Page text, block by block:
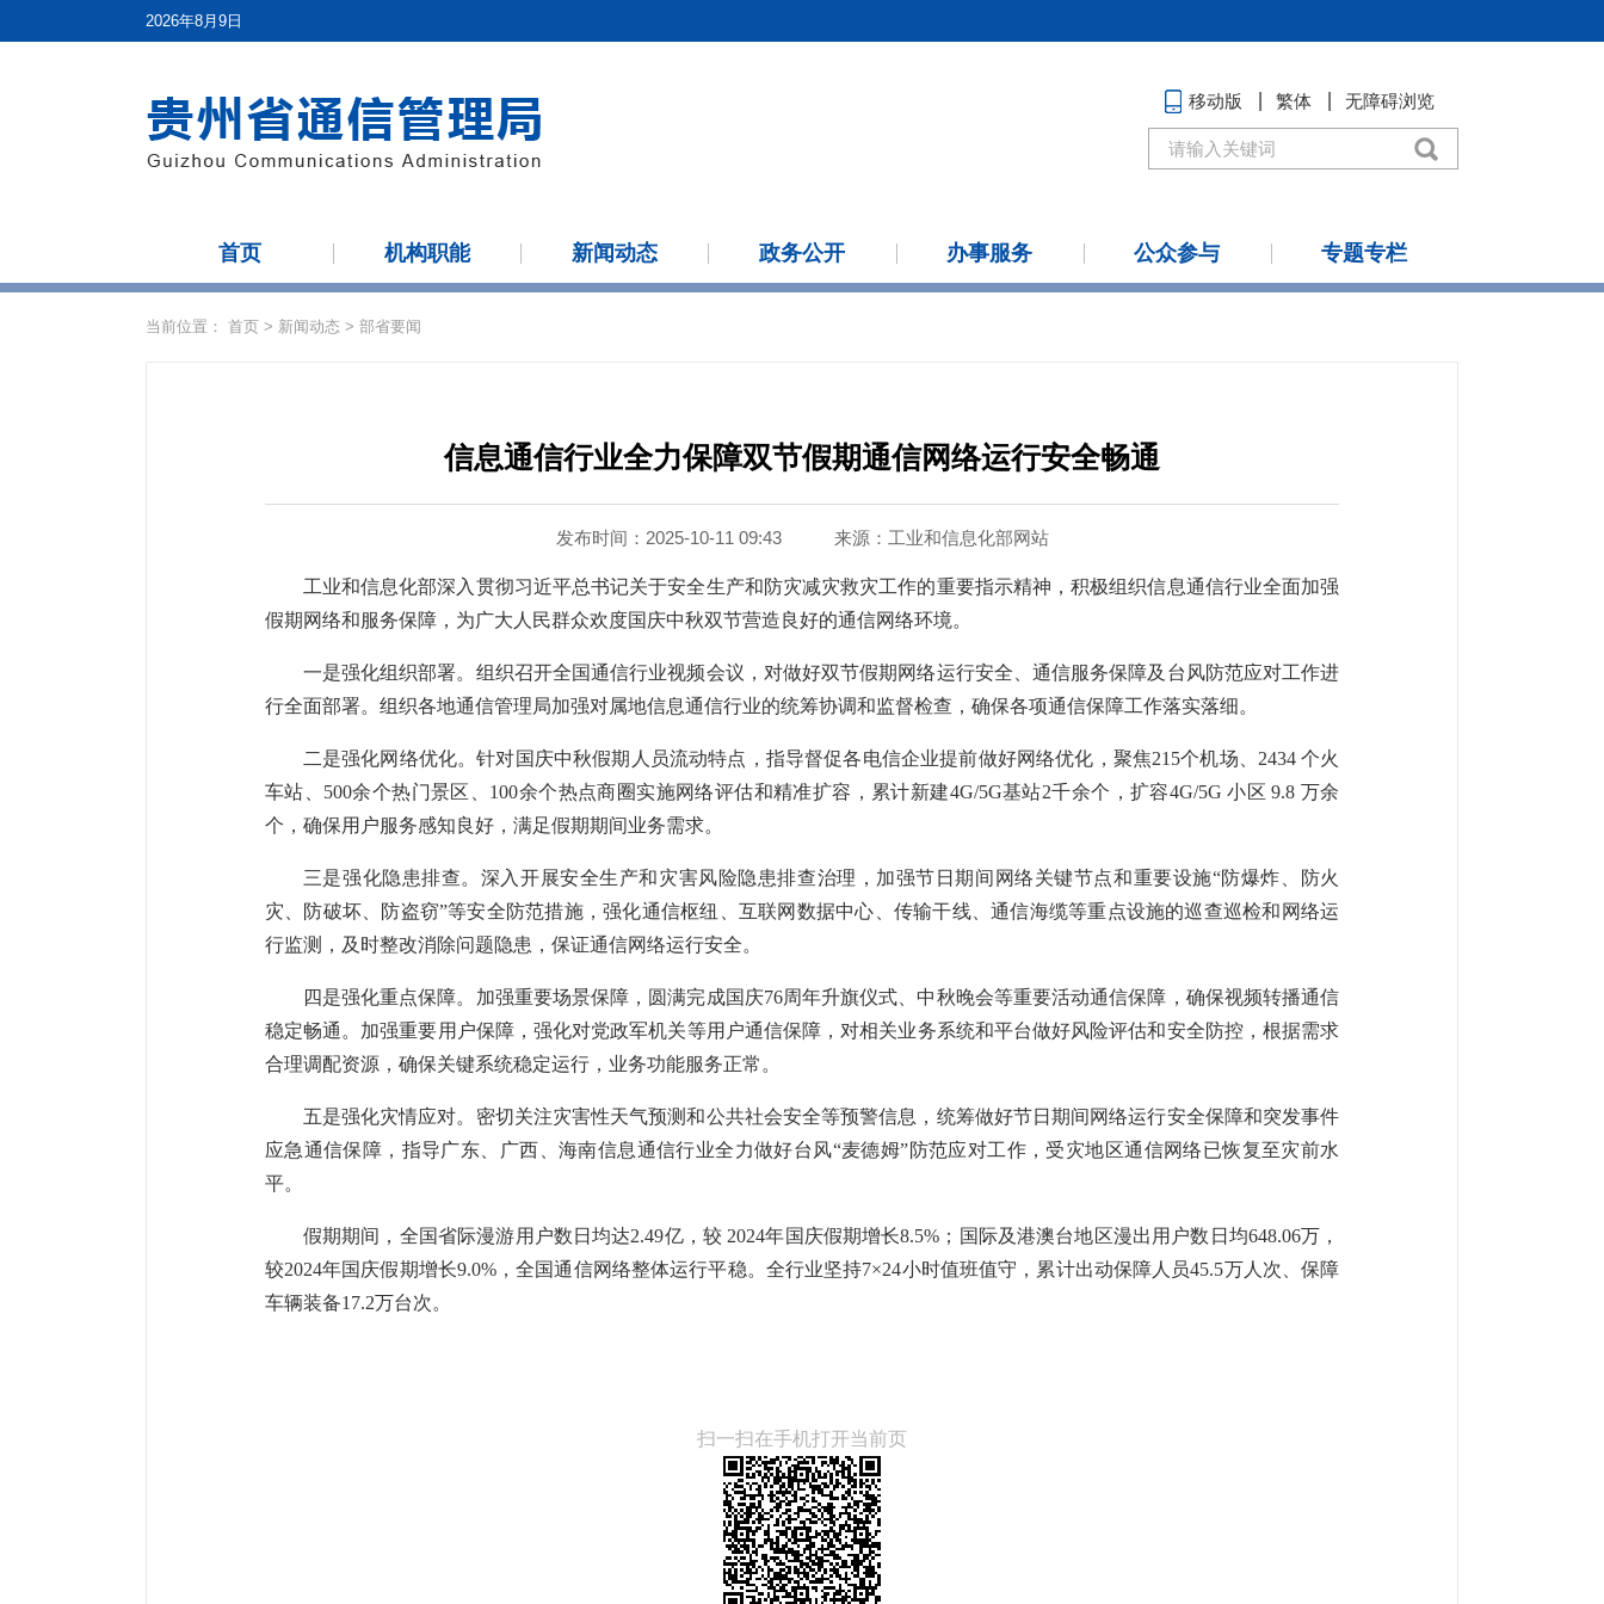
2026年8月9日
移动版 繁体 无障碍浏览
首页 机构职能 新闻动态 政务公开 办事服务 公众参与 专题专栏
当前位置： 首页 > 新闻动态 > 部省要闻
信息通信行业全力保障双节假期通信网络运行安全畅通
发布时间：2025-10-11 09:43 来源： 工业和信息化部网站
工业和信息化部深入贯彻习近平总书记关于安全生产和防灾减灾救灾工作的重要指示精神，积极组织信息通信行业全面加强
假期网络和服务保障，为广大人民群众欢度国庆中秋双节营造良好的通信网络环境。
一是强化组织部署。组织召开全国通信行业视频会议，对做好双节假期网络运行安全、通信服务保障及台风防范应对工作进
行全面部署。组织各地通信管理局加强对属地信息通信行业的统筹协调和监督检查，确保各项通信保障工作落实落细。
二是强化网络优化。针对国庆中秋假期人员流动特点，指导督促各电信企业提前做好网络优化，聚焦215个机场、2434 个火
车站、500余个热门景区、100余个热点商圈实施网络评估和精准扩容，累计新建4G/5G基站2千余个，扩容4G/5G 小区 9.8 万余
个，确保用户服务感知良好，满足假期期间业务需求。
三是强化隐患排查。深入开展安全生产和灾害风险隐患排查治理，加强节日期间网络关键节点和重要设施“防爆炸、防火
灾、防破坏、防盗窃”等安全防范措施，强化通信枢纽、互联网数据中心、传输干线、通信海缆等重点设施的巡查巡检和网络运
行监测，及时整改消除问题隐患，保证通信网络运行安全。
四是强化重点保障。加强重要场景保障，圆满完成国庆76周年升旗仪式、中秋晚会等重要活动通信保障，确保视频转播通信
稳定畅通。加强重要用户保障，强化对党政军机关等用户通信保障，对相关业务系统和平台做好风险评估和安全防控，根据需求
合理调配资源，确保关键系统稳定运行，业务功能服务正常。
五是强化灾情应对。密切关注灾害性天气预测和公共社会安全等预警信息，统筹做好节日期间网络运行安全保障和突发事件
应急通信保障，指导广东、广西、海南信息通信行业全力做好台风“麦德姆”防范应对工作，受灾地区通信网络已恢复至灾前水
平。
假期期间，全国省际漫游用户数日均达2.49亿，较 2024年国庆假期增长8.5%；国际及港澳台地区漫出用户数日均648.06万，
较2024年国庆假期增长9.0%，全国通信网络整体运行平稳。全行业坚持7×24小时值班值守，累计出动保障人员45.5万人次、保障
车辆装备17.2万台次。
扫一扫在手机打开当前页